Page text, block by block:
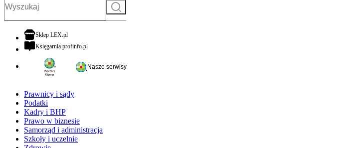
Szukaj
Sklep LEX.plotwiera się w nowej karcie
Księgarnia profinfo.plotwiera się w nowej karcie
Nasze serwisy
Prawnicy i sądy
Podatki
Kadry i BHP
Prawo w biznesie
Samorząd i administracja
Szkoły i uczelnie